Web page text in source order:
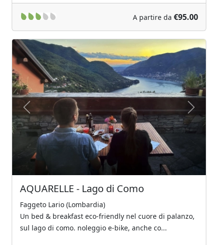
A partire da €95.00
Previous Next
AQUARELLE - Lago di Como
Faggeto Lario (Lombardia)
Un bed & breakfast eco-friendly nel cuore di palanzo,
sul lago di como. noleggio e-bike, anche co...